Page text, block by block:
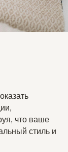
что ваше
стиль и